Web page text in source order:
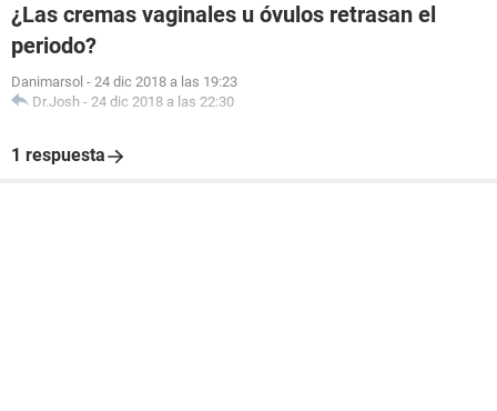
¿Las cremas vaginales u óvulos retrasan el
periodo?
Danimarsol - 24 dic 2018 a las 19:23
Dr.Josh - 24 dic 2018 a las 22:30
1 respuesta